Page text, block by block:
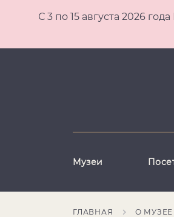
С 3 по 15 августа 2026
Музеи
ГЛАВНАЯ О МУЗЕЕ